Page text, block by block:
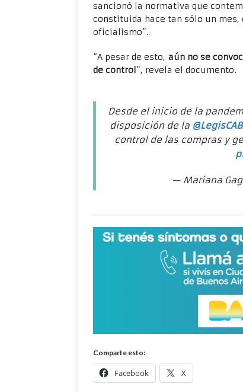
sancionó la normativa que
constituida hace tan sólo un mes,
oficialismo”.
“A pesar de esto, aún no se
de control”, revela el documento.
Desde el inicio de la
disposición de la
control de las compras y
— Mariana
Comparte esto:
Facebook X